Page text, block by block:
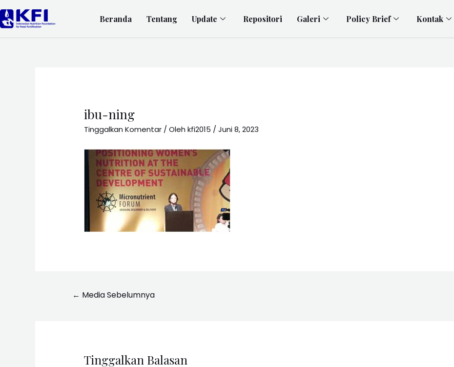
Beranda Tentang Update Repositori Galeri Policy Brief Kontak
ibu-ning
Tinggalkan Komentar / Olehkfi2015 /Juni 8, 2023
← Media Sebelumnya
Tinggalkan Balasan